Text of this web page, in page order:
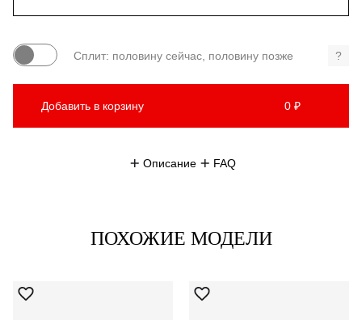
Сплит: половину сейчас, половину позже ?
Добавить в корзину 0 ₽
Описание FAQ
ПОХОЖИЕ МОДЕЛИ